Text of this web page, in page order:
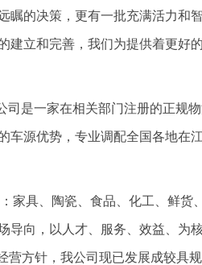
瞩的决策，更有一批充满活力和
建立和完善，我们为提供着更好
司是一家在相关部门注册的正规
车源优势，专业调配全国各地在
：家具、陶瓷、食品、化工、鲜货
导向，以人才、服务、效益、为
营方针，我公司现已发展成较具